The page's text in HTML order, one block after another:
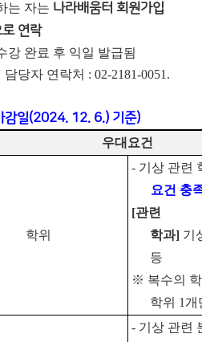
는 자는 나라배움터 회원가입
연락
완료 후 익일 발급됨
당자 연락처 : 02-2181-0051.
감일(2024. 12. 6.) 기준)
우대요건
학위
- 기상 관련
요건 충
[관련
학과] 기
등
※ 복수의
학위 1 개
- 기상 관련